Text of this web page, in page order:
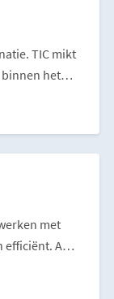
mikt
het
met
efficiënt. AE